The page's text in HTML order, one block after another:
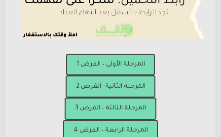
المرحلة الأولى – الفرض 1
المرحلة الثانية -الفرض 2
المرحلة الثالثة – الفرض 3
المرحلة الرابعة – الفرض 4